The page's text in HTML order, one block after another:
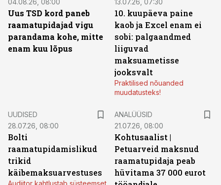
04.08.26, 08:00
Uus TSD kord paneb
raamatupidajad vigu
parandama kohe, mitte
enam kuu lõpus
13.07.26, 07:30
10. kuupäeva paine
kaob ja Excel enam ei
sobi: palgaandmed
liiguvad
maksuametisse
jooksvalt
Praktilised nõuanded
muudatusteks!
UUDISED
28.07.26, 08:00
Bolti
raamatupidamislikud
trikid
käibemaksuarvestuses
Audiitor kahtlustab süsteemset
ANALÜÜSID
21.07.26, 08:00
Kohtusaalist |
Petuarveid maksnud
raamatupidaja peab
hüvitama 37 000 eurot